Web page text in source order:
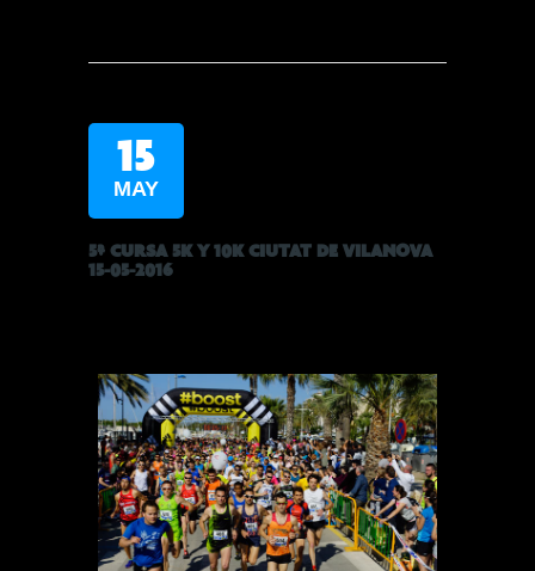
15
MAY
5ª CURSA 5K Y 10K CIUTAT DE VILANOVA
15-05-2016